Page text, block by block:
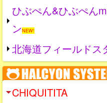
ひぶぺん&ひぶぺん
ンNEW!
北海道フィールドス
CHIQUITITA